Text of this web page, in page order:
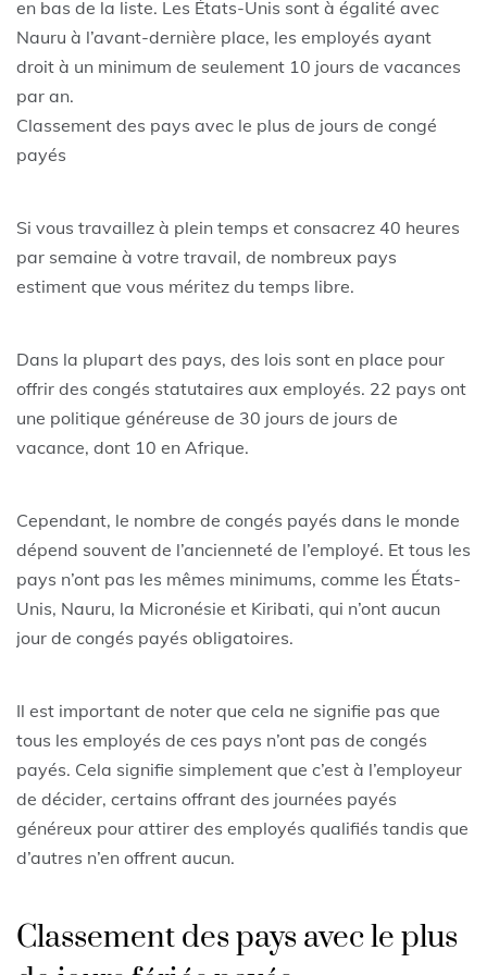
en bas de la liste. Les États-Unis sont à égalité avec
Nauru à l’avant-dernière place, les employés ayant
droit à un minimum de seulement 10 jours de vacances
par an.
Classement des pays avec le plus de jours de congé
payés
Si vous travaillez à plein temps et consacrez 40 heures
par semaine à votre travail, de nombreux pays
estiment que vous méritez du temps libre.
Dans la plupart des pays, des lois sont en place pour
offrir des congés statutaires aux employés. 22 pays ont
une politique généreuse de 30 jours de jours de
vacance, dont 10 en Afrique.
Cependant, le nombre de congés payés dans le monde
dépend souvent de l’ancienneté de l’employé. Et tous les
pays n’ont pas les mêmes minimums, comme les États-
Unis, Nauru, la Micronésie et Kiribati, qui n’ont aucun
jour de congés payés obligatoires.
Il est important de noter que cela ne signifie pas que
tous les employés de ces pays n’ont pas de congés
payés. Cela signifie simplement que c’est à l’employeur
de décider, certains offrant des journées payés
généreux pour attirer des employés qualifiés tandis que
d’autres n’en offrent aucun.
Classement des pays avec le plus